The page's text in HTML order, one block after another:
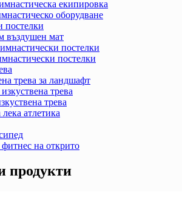
екипировка
оборудване
постелки
въздушен мат
постелки
постелки
трева за ландшафт
трева
трева
атлетика
на открито
продукти